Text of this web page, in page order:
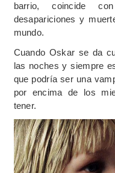
barrio, coincide
desapariciones y
mundo.
Cuando Oskar se da
las noches y siempre
que podría ser una
por encima de los
tener.